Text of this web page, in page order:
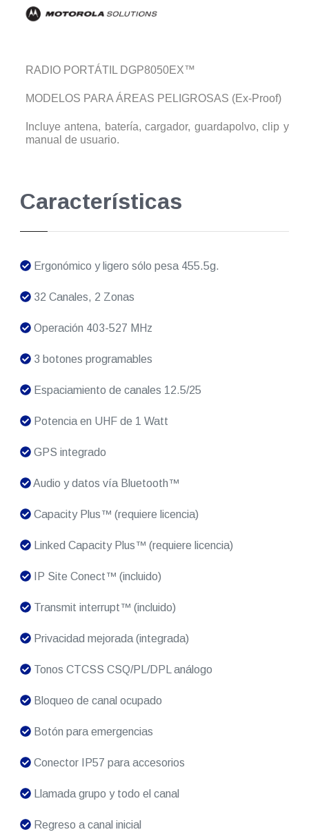
RADIO PORTÁTIL DGP8050EX™
MODELOS PARA ÁREAS PELIGROSAS (Ex-Proof)
Incluye antena, batería, cargador, guardapolvo, clip y
manual de usuario.
Características
Ergonómico y ligero sólo pesa 455.5g.
32 Canales, 2 Zonas
Operación 403-527 MHz
3 botones programables
Espaciamiento de canales 12.5/25
Potencia en UHF de 1 Watt
GPS integrado
Audio y datos vía Bluetooth™
Capacity Plus™ (requiere licencia)
Linked Capacity Plus™ (requiere licencia)
IP Site Conect™ (incluido)
Transmit interrupt™ (incluido)
Privacidad mejorada (integrada)
Tonos CTCSS CSQ/PL/DPL análogo
Bloqueo de canal ocupado
Botón para emergencias
Conector IP57 para accesorios
Llamada grupo y todo el canal
Regreso a canal inicial